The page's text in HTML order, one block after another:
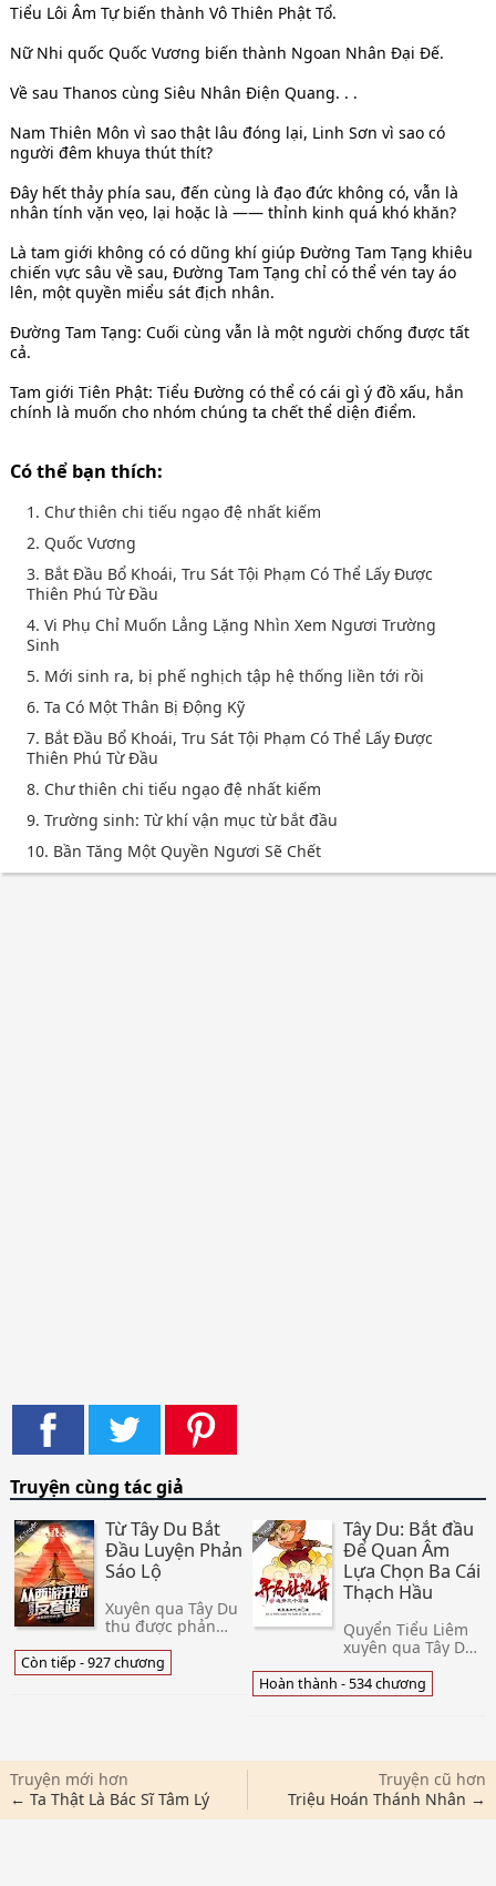
Tiểu Lôi Âm Tự biến thành Vô Thiên Phật Tổ.
Nữ Nhi quốc Quốc Vương biến thành Ngoan Nhân Đại Đế.
Về sau Thanos cùng Siêu Nhân Điện Quang. . .
Nam Thiên Môn vì sao thật lâu đóng lại, Linh Sơn vì sao có
người đêm khuya thút thít?
Đây hết thảy phía sau, đến cùng là đạo đức không có, vẫn là
nhân tính vặn vẹo, lại hoặc là —— thỉnh kinh quá khó khăn?
Là tam giới không có có dũng khí giúp Đường Tam Tạng khiêu
chiến vực sâu về sau, Đường Tam Tạng chỉ có thể vén tay áo
lên, một quyền miểu sát địch nhân.
Đường Tam Tạng: Cuối cùng vẫn là một người chống được tất
cả.
Tam giới Tiên Phật: Tiểu Đường có thể có cái gì ý đồ xấu, hắn
chính là muốn cho nhóm chúng ta chết thể diện điểm.
Có thể bạn thích:
1. Chư thiên chi tiếu ngạo đệ nhất kiếm
2. Quốc Vương
3. Bắt Đầu Bổ Khoái, Tru Sát Tội Phạm Có Thể Lấy Được
Thiên Phú Từ Đầu
4. Vi Phụ Chỉ Muốn Lẳng Lặng Nhìn Xem Ngươi Trường
Sinh
5. Mới sinh ra, bị phế nghịch tập hệ thống liền tới rồi
6. Ta Có Một Thân Bị Động Kỹ
7. Bắt Đầu Bổ Khoái, Tru Sát Tội Phạm Có Thể Lấy Được
Thiên Phú Từ Đầu
8. Chư thiên chi tiếu ngạo đệ nhất kiếm
9. Trường sinh: Từ khí vận mục từ bắt đầu
10. Bần Tăng Một Quyền Ngươi Sẽ Chết
Truyện cùng tác giả
Từ Tây Du Bắt
Đầu Luyện Phản
Sáo Lộ
Xuyên qua Tây Du
thu được phản
Ký chủ muộn xuất
thế năm trăm
Còn tiếp - 927 chương
Tây Du: Bắt đầu
Để Quan Âm
Lựa Chọn Ba Cái
Thạch Hầu
Quyển Tiểu Liêm
xuyên qua Tây Du,
Liêm thần tướng.
Để người tiếc nuối
công l
Hoàn thành - 534 chương
Truyện mới hơn
← Ta Thật Là Bác Sĩ Tâm Lý
Truyện cũ hơn
Triệu Hoán Thánh Nhân →